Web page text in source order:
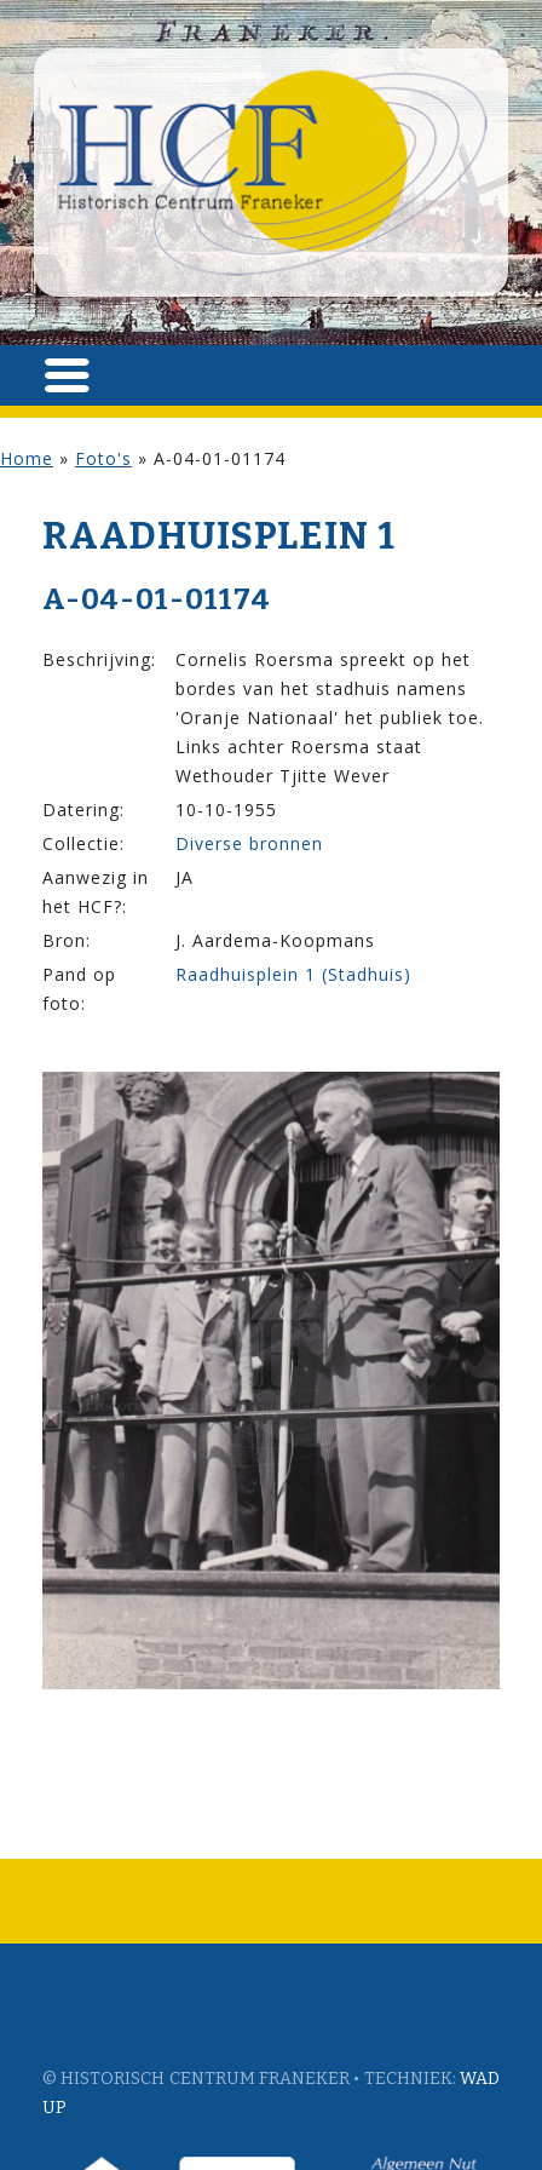
Home » Foto's » A-04-01-01174
RAADHUISPLEIN 1
A-04-01-01174
Beschrijving:
Cornelis Roersma spreekt op het
bordes van het stadhuis namens
'Oranje Nationaal' het publiek toe.
Links achter Roersma staat
Wethouder Tjitte Wever
Datering:
10-10-1955
Collectie:
Diverse bronnen
Aanwezig in
het HCF?:
JA
Bron:
J. Aardema-Koopmans
Pand op
foto:
Raadhuisplein 1 (Stadhuis)
© HISTORISCH CENTRUM FRANEKER • TECHNIEK: WAD
UP